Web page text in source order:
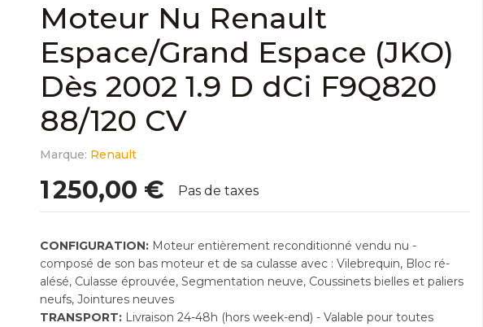
Moteur Nu Renault
Espace/Grand Espace (JKO)
Dès 2002 1.9 D dCi F9Q820
88/120 CV
Marque: Renault
1 250,00 € Pas de taxes
CONFIGURATION:Moteur entièrement reconditionné vendu nu -
composé de son bas moteur et de sa culasse avec : Vilebrequin, Bloc ré-
alésé, Culasse éprouvée, Segmentation neuve, Coussinets bielles et paliers
neufs, Jointures neuves
TRANSPORT: Livraison 24-48h (hors week-end) - Valable pour toutes